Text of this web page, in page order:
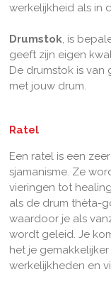
werkelijkheid als in
Drumstok, is
geeft zijn eigen
De drumstok is
met jouw drum.
Ratel
Een ratel is een
sjamanisme. Ze
vieringen tot
als de drum thèta-
waardoor je als
wordt geleid. Je
het je
werkelijkheden en